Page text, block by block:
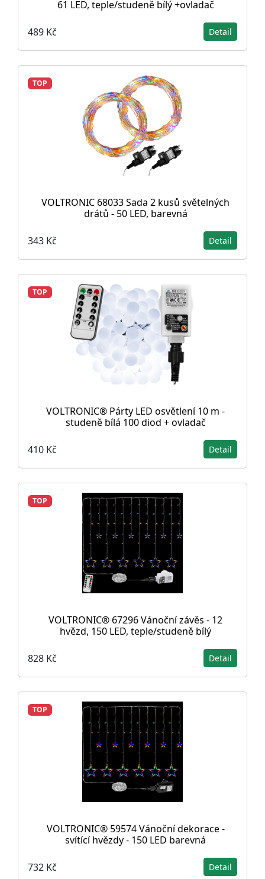
61 LED, teple/studeně bílý +ovladač
489 Kč Detail
TOP
VOLTRONIC 68033 Sada 2 kusů světelných
drátů - 50 LED, barevná
343 Kč Detail
TOP
VOLTRONIC® Párty LED osvětlení 10 m -
studeně bílá 100 diod + ovladač
410 Kč Detail
TOP
VOLTRONIC® 67296 Vánoční závěs - 12
hvězd, 150 LED, teple/studeně bílý
828 Kč Detail
TOP
VOLTRONIC® 59574 Vánoční dekorace -
svítící hvězdy - 150 LED barevná
732 Kč Detail